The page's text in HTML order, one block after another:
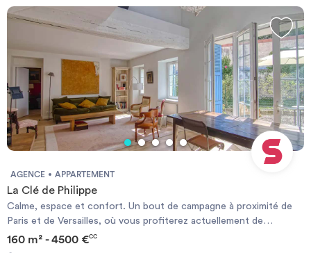
Défense/St Lazare
AGENCE APPARTEMENT
La Clé de Philippe
Calme, espace et confort. Un bout de campagne à proximité de
Paris et de Versailles, où vous profiterez actuellement de
nombreuses animations et notamment des grandes eaux
musicales au sein du château, de l'exposition du vieux Versailles.
160 m² - 4500 €CC